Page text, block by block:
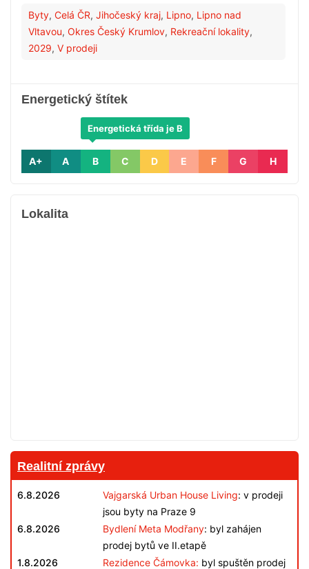
Byty, Celá ČR, Jihočeský kraj, Lipno, Lipno nad
Vltavou, Okres Český Krumlov, Rekreační lokality,
2029, V prodeji
Energetický štítek
A+ A B
Energetická třída je B
C D E F G H
Lokalita
Realitní zprávy
6.8.2026 Vajgarská Urban House Living: v prodeji
jsou byty na Praze 9
6.8.2026
Bydlení Meta Modřany: byl zahájen
prodej bytů ve II.etapě
1.8.2026
Rezidence Čámovka: byl spuštěn prodej